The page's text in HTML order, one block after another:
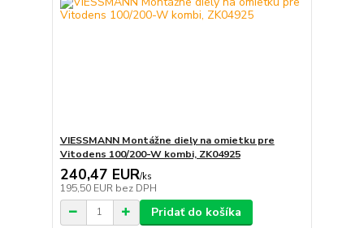
VIESSMANN Montážne diely na omietku pre
Vitodens 100/200-W kombi, ZK04925
240,47 EUR/ks
195,50 EUR bez DPH
Pridať do košíka